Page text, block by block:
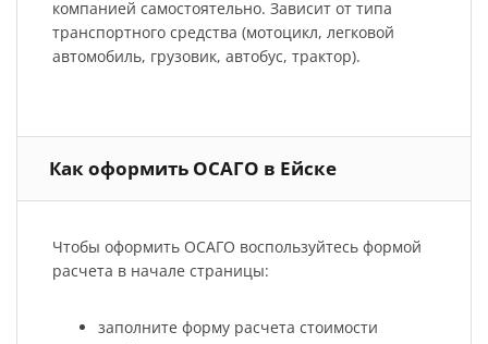
компанией самостоятельно. Зависит от типа
транспортного средства (мотоцикл, легковой
автомобиль, грузовик, автобус, трактор).
Как оформить ОСАГО в Ейске
Чтобы оформить ОСАГО воспользуйтесь формой
расчета в начале страницы:
заполните форму расчета стоимости